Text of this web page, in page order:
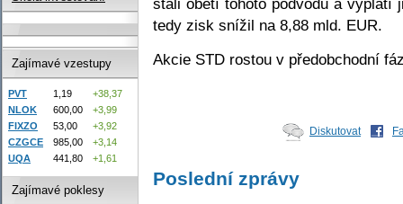
tedy zisk snížil na 8,88 mld. EUR.
Akcie STD rostou v předobchodní
Diskutovat
Poslední zprávy
Zajímavé vzestupy
PVT 1,19
+38,37
NLOK
600,00
+3,99
FIXZO
53,00
+3,92
CZGCE
985,00
+3,14
UQA
441,80 +1,61
Zajímavé poklesy